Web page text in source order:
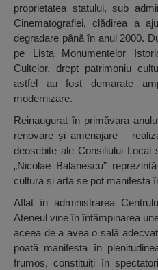
proprietatea statului, sub
Cinematografiei, clădirea a
degradare până în anul 2000.
pe Lista Monumentelor
Cultelor, drept patrimoniu
astfel au fost demarate
modernizare.
Reinaugurat în primăvara
renovare și amenajare –
deosebite ale Consiliului
„Nicolae Balanescu”
cultura și arta se pot manifesta
Aflat în administrarea
Ateneul vine în întâmpinarea
aceea de a avea o sală
poată manifesta în
frumos, constituiți în